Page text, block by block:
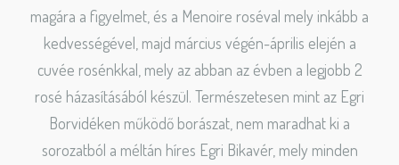
magára a figyelmet, és a Menoire roséval mely inkább a
kedvességével, majd március végén-április elején a
cuvée rosénkkal, mely az abban az évben a legjobb 2
rosé házasításából készül. Természetesen mint az Egri
Borvidéken működő borászat, nem maradhat ki a
sorozatból a méltán híres Egri Bikavér, mely minden